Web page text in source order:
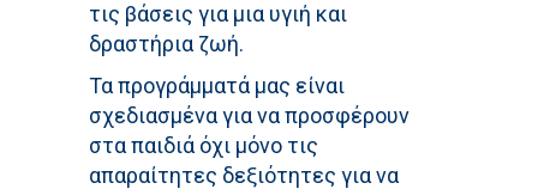
τις βάσεις για μια υγιή και
δραστήρια ζωή.
Τα προγράμματά μας είναι
σχεδιασμένα για να προσφέρουν
στα παιδιά όχι μόνο τις
απαραίτητες δεξιότητες για να